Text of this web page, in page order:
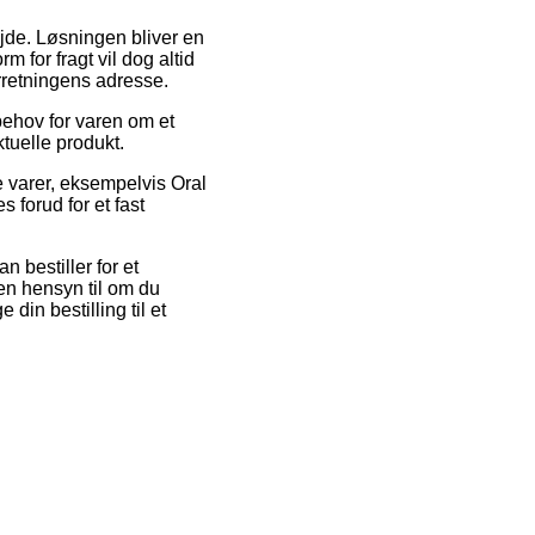
Løsningen bliver en
for fragt vil dog altid
adresse.
for varen om et
produkt.
eksempelvis Oral
forud for et fast
bestiller for et
hensyn til om du
din bestilling til et